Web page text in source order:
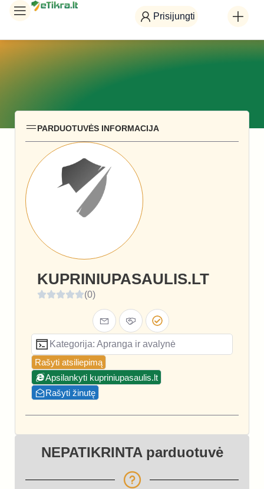
Prisijungti
PARDUOTUVĖS INFORMACIJA
KUPRINIUPASAULIS.LT
(0)
Kategorija: Apranga ir avalynė
Rašyti atsiliepimą
Apsilankyti kupriniupasaulis.lt
Rašyti žinutę
NEPATIKRINTA parduotuvė